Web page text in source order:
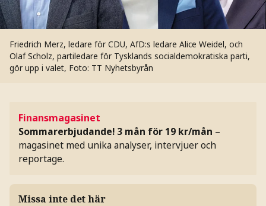
Friedrich Merz, ledare för CDU, AfD:s ledare Alice Weidel, och
Olaf Scholz, partiledare för Tysklands socialdemokratiska parti,
gör upp i valet, Foto: TT Nyhetsbyrån
Finansmagasinet
Sommarerbjudande! 3 mån för 19 kr/mån –
magasinet med unika analyser, intervjuer och
reportage.
Missa inte det här